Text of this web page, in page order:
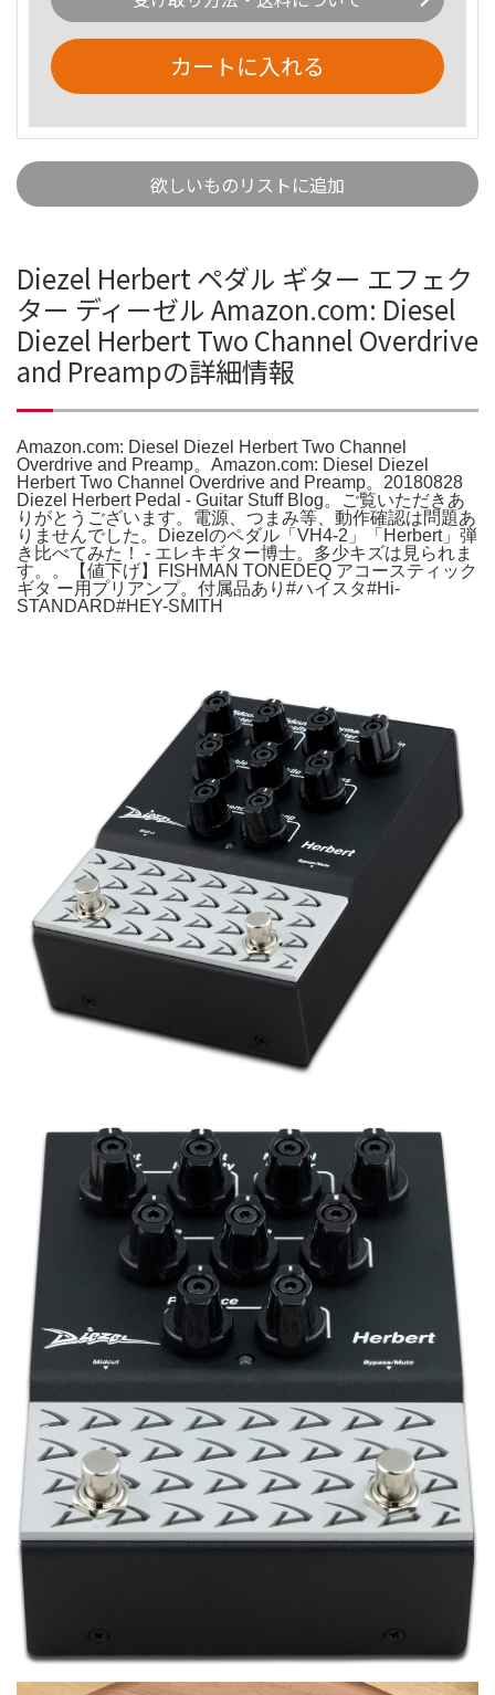
カートに入れる
欲しいものリストに追加
Diezel Herbert ペダル ギター エフェク
ター ディーゼル Amazon.com: Diesel
Diezel Herbert Two Channel Overdrive
and Preampの詳細情報
Amazon.com: Diesel Diezel Herbert Two Channel
Overdrive and Preamp。Amazon.com: Diesel Diezel
Herbert Two Channel Overdrive and Preamp。20180828
Diezel Herbert Pedal - Guitar Stuff Blog。ご覧いただきあ
りがとうございます。電源、つまみ等、動作確認は問題あ
りませんでした。Diezelのペダル「VH4-2」「Herbert」弾
き比べてみた！ - エレキギター博士。多少キズは見られま
す。。【値下げ】FISHMAN TONEDEQ アコースティック
ギタ ー用プリアンプ。付属品あり#ハイスタ#Hi-
STANDARD#HEY-SMITH